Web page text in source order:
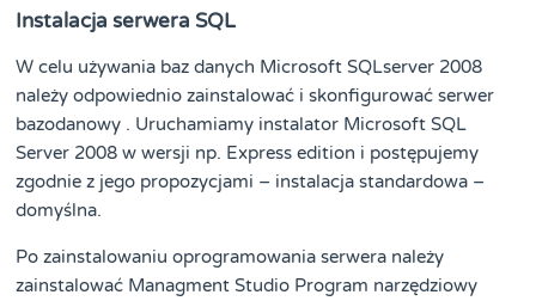
Instalacja serwera SQL
W celu używania baz danych Microsoft SQLserver 2008
należy odpowiednio zainstalować i skonfigurować serwer
bazodanowy . Uruchamiamy instalator Microsoft SQL
Server 2008 w wersji np. Express edition i postępujemy
zgodnie z jego propozycjami – instalacja standardowa –
domyślna.
Po zainstalowaniu oprogramowania serwera należy
zainstalować Managment Studio Program narzędziowy